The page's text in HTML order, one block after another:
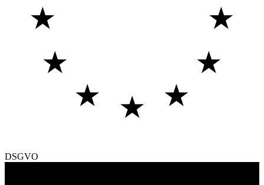
★
★
★
★
★
★
★
DSGVO